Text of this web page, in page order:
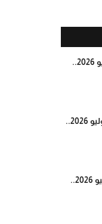
توقعات برج الجدي لشهر يوليو 2026..
توقعات برج القوس لشهر يوليو 2026..
توقعات برج الحوت لشهر يوليو 2026..